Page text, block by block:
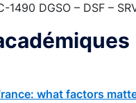
1490 DGSO – DSF –
what factors